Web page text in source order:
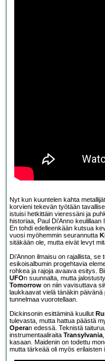
Nyt kun kuuntelen kahta
korvieni tekevän työtään
istuisi hetkittäin vieressäni ja
historiaa, Paul Di’Anno
En tohdi edelleenkään kutsua
vuosi myöhemmin seurannutta
sitäkään ole, mutta eivät levyt
Di’Annon ilmaisu on rajallista,
esikoisalbumin progehtavia
rohkea ja rajoja avaava esitys.
UFOn suunnalta, mutta
Tomorrow on niin vavisuttava
laukkaavat vielä tänäkin
tunnelmaa vuorotellaan.
Dickinsonin esittäminä kuullut
tulevasta, mutta hattua päästä
Operan edessä. Teknistä
instrumentaaliraita Transylvania
kasaan. Maidenin on todettu
mutta tärkeää oli myös erilaisten